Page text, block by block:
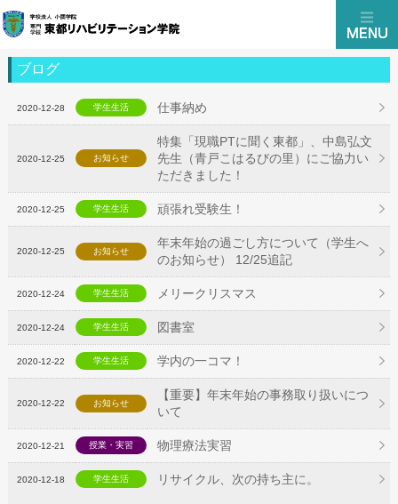
ブログ
2020-12-28 学生生活 仕事納め
2020-12-25 お知らせ
特集「現職PTに聞く東都」、中島弘文
先生（青戸こはるびの里）にご協力い
ただきました！
2020-12-25 学生生活 頑張れ受験生！
2020-12-25 お知らせ
年末年始の過ごし方について（学生へ
のお知らせ） 12/25追記
2020-12-24 学生生活 メリークリスマス
2020-12-24 学生生活 図書室
2020-12-22 学生生活 学内の一コマ！
2020-12-22 お知らせ
【重要】年末年始の事務取り扱いにつ
いて
2020-12-21 授業・実習 物理療法実習
2020-12-18 学生生活 リサイクル、次の持ち主に。